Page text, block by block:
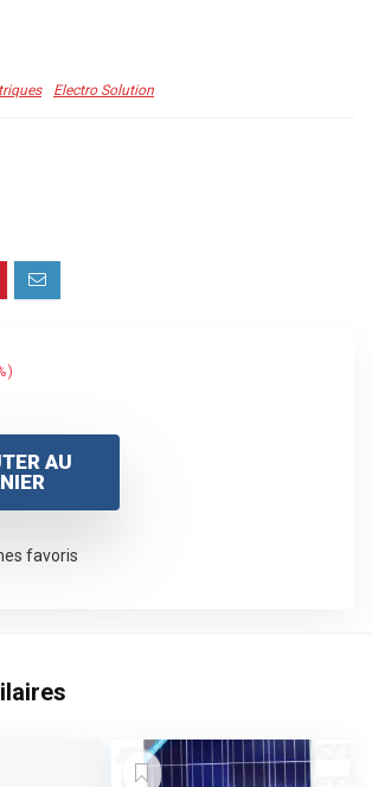
Electro Solution
:
:
AU
favoris